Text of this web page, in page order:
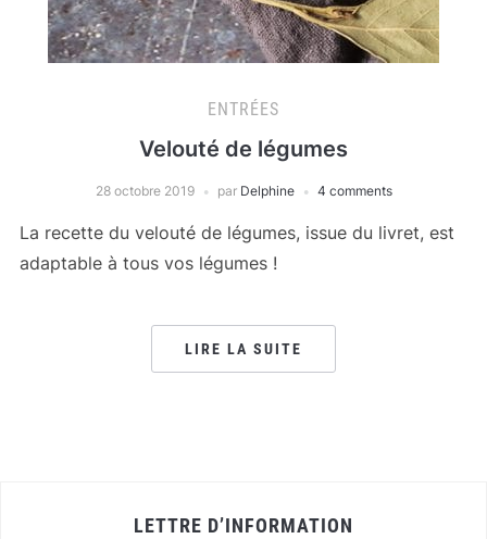
ENTRÉES
Velouté de légumes
28 octobre 2019 par Delphine 4 comments
La recette du velouté de légumes, issue du livret, est
adaptable à tous vos légumes !
LIRE LA SUITE
LETTRE D’INFORMATION